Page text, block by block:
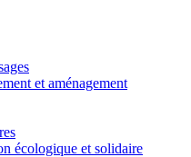
et aménagement
écologique et solidaire